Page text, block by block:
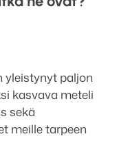
yleistynyt paljon
kasvava meteli
sekä
meille tarpeen